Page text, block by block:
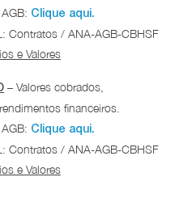
Clique aqui.
Contratos / ANA-AGB-CBHSF
e Valores
– Valores cobrados,
financeiros.
Clique aqui.
Contratos / ANA-AGB-CBHSF
e Valores